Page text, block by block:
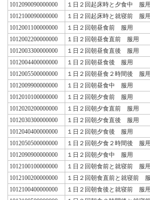
1012090090000000
１日２回起床時と夕食中 服用
1012100090000000
１日２回起床時と就寝前 服用
1012001100000000
１日２回朝昼食前 服用
1012002200000000
１日２回朝昼食直前 服用
1012003300000000
１日２回朝昼食直後 服用
1012004400000000
１日２回朝昼食後 服用
1012005500000000
１日２回朝昼食２時間後 服用
1012009900000000
１日２回朝昼食中 服用
1012010100000000
１日２回朝夕食前 服用
1012020200000000
１日２回朝夕食直前 服用
1012030300000000
１日２回朝夕食直後 服用
1012040400000000
１日２回朝夕食後 服用
1012050500000000
１日２回朝夕食２時間後 服用
1012090900000000
１日２回朝夕食中 服用
1012100100000000
１日２回朝食前と就寝前 服用
1012100200000000
１日２回朝食直前と就寝前
1012100400000000
１日２回朝食後と就寝前 服用